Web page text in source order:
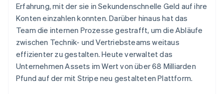
Erfahrung, mit der sie in Sekundenschnelle Geld auf ihre
Konten einzahlen konnten. Darüber hinaus hat das
Team die internen Prozesse gestrafft, um die Abläufe
zwischen Technik- und Vertriebsteams weitaus
effizienter zu gestalten. Heute verwaltet das
Unternehmen Assets im Wert von über 68 Milliarden
Pfund auf der mit Stripe neu gestalteten Plattform.